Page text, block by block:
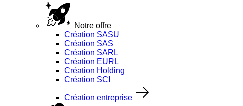
Notre offre
Création SASU
Création SAS
Création SARL
Création EURL
Création Holding
Création SCI
Création entreprise